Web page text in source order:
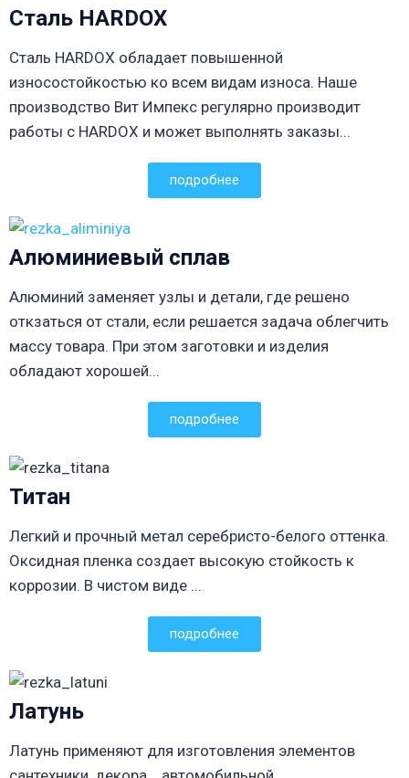
Сталь HARDOX
Сталь HARDOX обладает повышенной
износостойкостью ко всем видам износа. Наше
производство Вит Импекс регулярно производит
работы с HARDOX и может выполнять заказы...
подробнее
Алюминиевый сплав
Алюминий заменяет узлы и детали, где решено
откзаться от стали, если решается задача облегчить
массу товара. При этом заготовки и изделия
обладают хорошей...
подробнее
Титан
Легкий и прочный метал серебристо-белого оттенка.
Оксидная пленка создает высокую стойкость к
коррозии. В чистом виде ...
подробнее
Латунь
Латунь применяют для изготовления элементов